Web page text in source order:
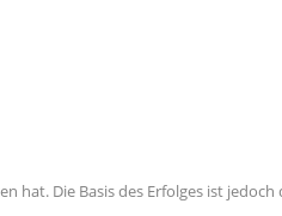
hat. Die Basis des Erfolges ist jedoch